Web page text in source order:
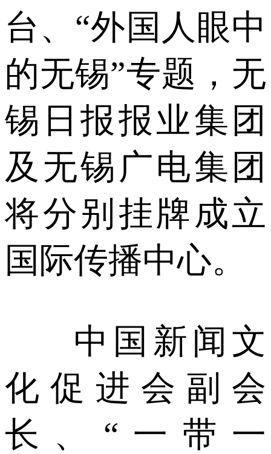
台、“外国人眼中
的无锡”专题，无
锡日报报业集团
及无锡广电集团
将分别挂牌成立
国际传播中心。
中国新闻文
化促进会副会
长、“一带一